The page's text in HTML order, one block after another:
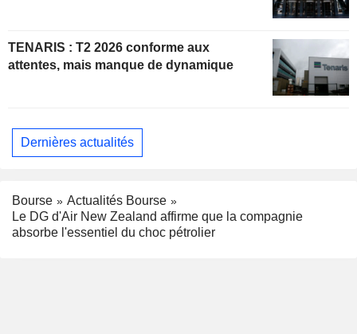
TENARIS : T2 2026 conforme aux
attentes, mais manque de dynamique
Dernières actualités
Bourse
Actualités Bourse
Le DG d'Air New Zealand affirme que la compagnie
absorbe l'essentiel du choc pétrolier